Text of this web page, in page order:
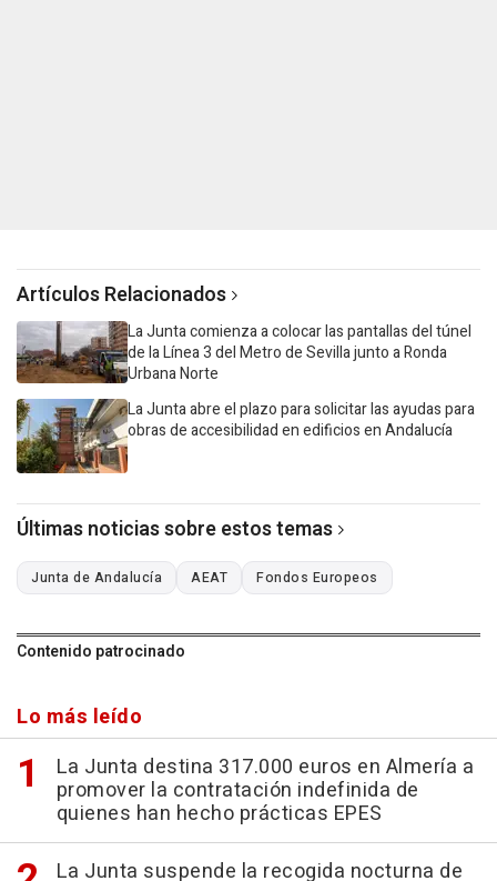
Artículos Relacionados
La Junta comienza a colocar las pantallas del túnel
de la Línea 3 del Metro de Sevilla junto a Ronda
Urbana Norte
La Junta abre el plazo para solicitar las ayudas para
obras de accesibilidad en edificios en Andalucía
Últimas noticias sobre estos temas
Junta de Andalucía AEAT Fondos Europeos
Contenido patrocinado
Lo más leído
La Junta destina 317.000 euros en Almería a
promover la contratación indefinida de
quienes han hecho prácticas EPES
La Junta suspende la recogida nocturna de